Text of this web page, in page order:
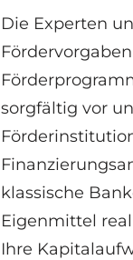
Die Experten
sorgfältig vor
klassische
Eigenmittel
Ihre